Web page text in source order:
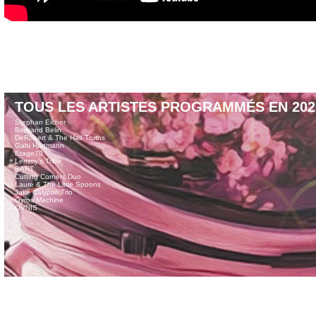
TOUS LES ARTISTES PROGRAMMÉS EN
Stephan Eicher
Bertrand Belin
DeRobert & The Half-Truths
Gabi Hartmann
Etage70
Lemmy’s Tribe
BART
Cutting Corners Duo
Laure & The Little Spoons
Jake Calypso Trio
Gyros Machine
OVNIS